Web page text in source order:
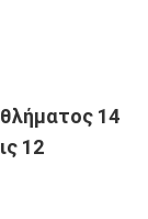
14
12